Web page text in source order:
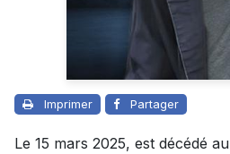
Imprimer Partager
Le 15 mars 2025, est décédé